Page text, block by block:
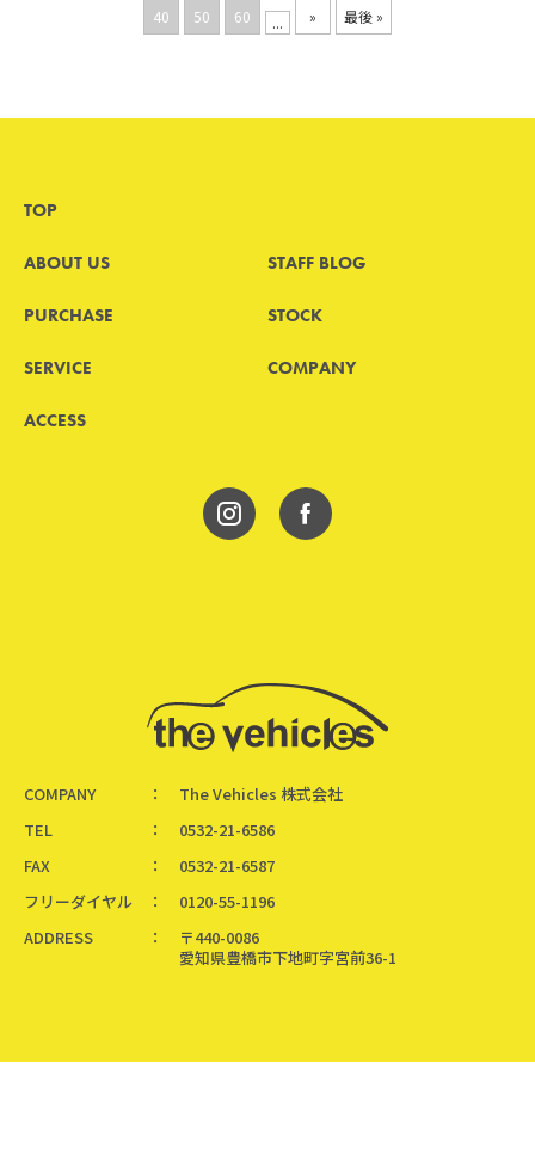
40
50 60 ... » 最後 »
TOP
ABOUT US STAFF BLOG
PURCHASE STOCK
SERVICE COMPANY
ACCESS
COMPANY
The Vehicles 株式会社
TEL
0532-21-6586
FAX
0532-21-6587
フリーダイヤル
0120-55-1196
ADDRESS
〒440-0086
愛知県豊橋市下地町字宮前36-1